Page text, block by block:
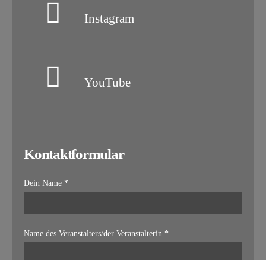
Instagram
YouTube
Kontaktformular
Dein Name *
Name des Veranstalters/der Veranstalterin *